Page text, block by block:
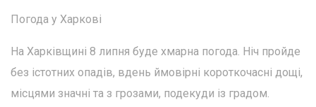
Погода у Харкові
На Харківщині 8 липня буде хмарна погода. Ніч пройде
без істотних опадів, вдень ймовірні короткочасні дощі,
місцями значні та з грозами, подекуди із градом.